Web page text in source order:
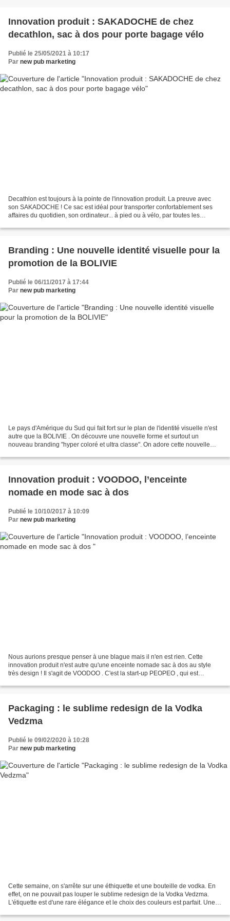
Innovation produit : SAKADOCHE de chez
decathlon, sac à dos pour porte bagage vélo
Publié le 25/05/2021 à 10:17
Par new pub marketing
Decathlon est toujours à la pointe de l'innovation produit. La preuve avec
son SAKADOCHE ! Ce sac est idéal pour transporter confortablement ses
affaires du quotidien, son ordinateur... à pied ou à vélo, par toutes les
Branding : Une nouvelle identité visuelle pour la
promotion de la BOLIVIE
Publié le 06/11/2017 à 17:44
Par new pub marketing
Le pays d'Amérique du Sud qui fait fort sur le plan de l'identité visuelle n'est
autre que la BOLIVIE . On découvre une nouvelle forme et surtout un
nouveau branding "hyper coloré et ultra classe". On adore cette nouvelle
Innovation produit : VOODOO, l’enceinte
nomade en mode sac à dos
Publié le 10/10/2017 à 10:09
Par new pub marketing
Nous aurions presque penser à une blague mais il n'en est rien. Cette
innovation produit n'est autre qu'une enceinte nomade sac à dos au style
très design ! Il s'agit de VOODOO . C'est la start-up PEOPEO , qui est
Packaging : le sublime redesign de la Vodka
Vedzma
Publié le 09/02/2020 à 10:28
Par new pub marketing
Cette semaine, on s'arrête sur une éthiquette et une bouteille de vodka. En
effet, on ne pouvait pas louper le sublime redesign de la Vodka Vedzma.
L'étiquette est d'une rare élégance et le choix des couleurs est parfait. Une